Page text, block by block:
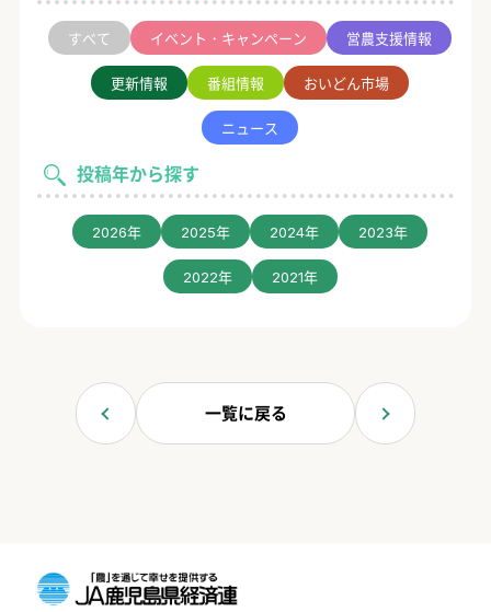
すべて イベント・キャンペーン 営農支援情報
更新情報 番組情報 おいどん市場
ニュース
投稿年から探す
2026年 2025年 2024年 2023年
2022年 2021年
一覧に戻る